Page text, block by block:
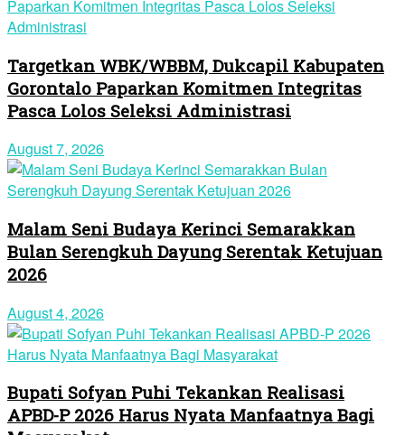
Targetkan WBK/WBBM, Dukcapil Kabupaten
Gorontalo Paparkan Komitmen Integritas
Pasca Lolos Seleksi Administrasi
August 7, 2026
Malam Seni Budaya Kerinci Semarakkan
Bulan Serengkuh Dayung Serentak Ketujuan
2026
August 4, 2026
Bupati Sofyan Puhi Tekankan Realisasi
APBD-P 2026 Harus Nyata Manfaatnya Bagi